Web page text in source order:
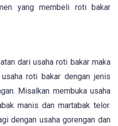
yang membeli roti bakar
dari usaha roti bakar maka
roti bakar dengan jenis
Misalkan membuka usaha
manis dan martabak telor.
dengan usaha gorengan dan